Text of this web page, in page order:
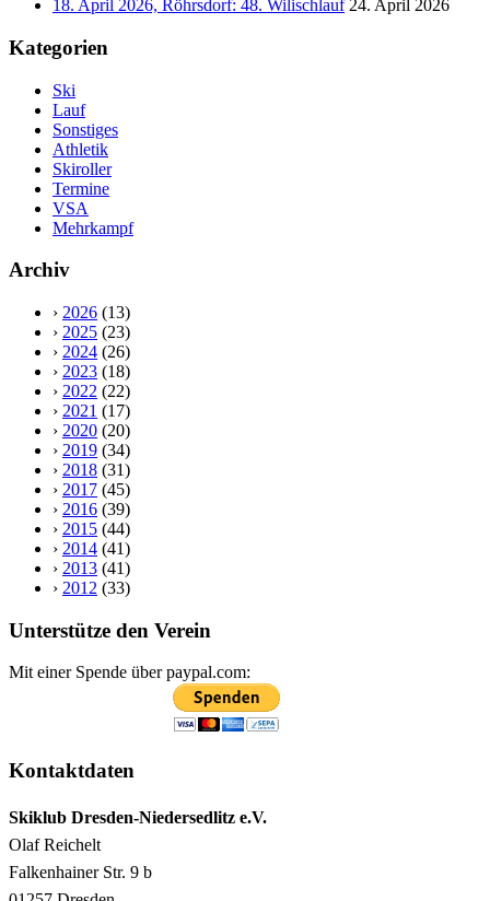
18. April 2026, Röhrsdorf: 48. Wilischlauf 24. April 2026
Kategorien
Ski
Lauf
Sonstiges
Athletik
Skiroller
Termine
VSA
Mehrkampf
Archiv
› 2026 (13)
› 2025 (23)
› 2024 (26)
› 2023 (18)
› 2022 (22)
› 2021 (17)
› 2020 (20)
› 2019 (34)
› 2018 (31)
› 2017 (45)
› 2016 (39)
› 2015 (44)
› 2014 (41)
› 2013 (41)
› 2012 (33)
Unterstütze den Verein
Mit einer Spende über paypal.com:
Kontaktdaten
Skiklub Dresden-Niedersedlitz e.V.
Olaf Reichelt
Falkenhainer Str. 9 b